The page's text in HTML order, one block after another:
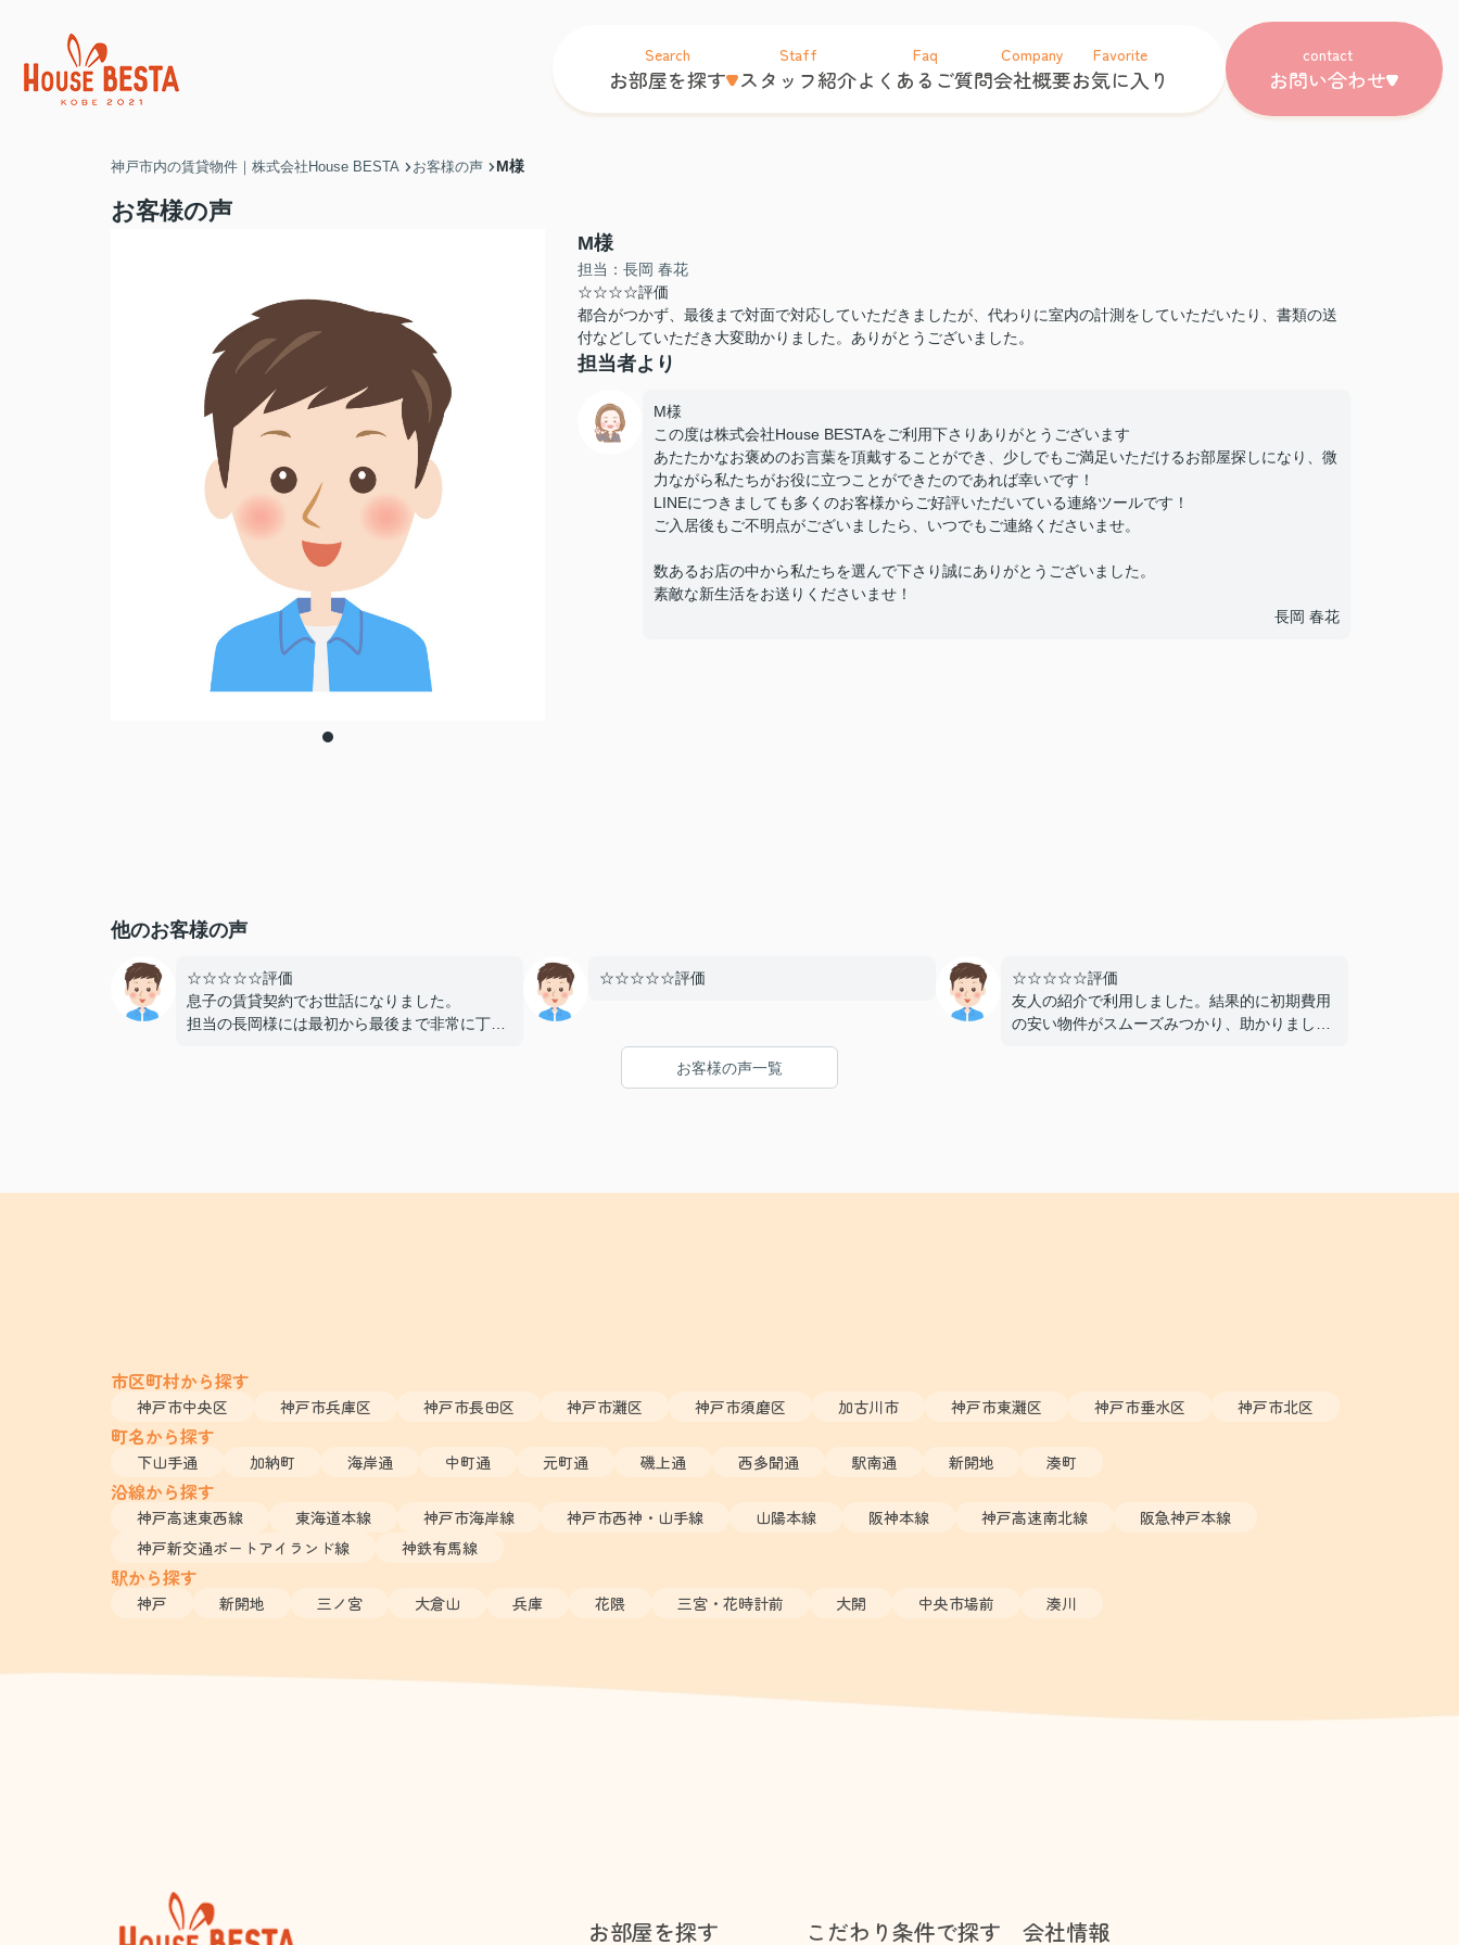
Search
お部屋を探す
Staff
スタッフ紹介
Faq
よくあるご質問
Company
会社概要
Favorite
お気に入り
contact
お問い合わせ
神戸市内の賃貸物件｜株式会社House BESTA お客様の声 M様
お客様の声
M様
担当：長岡 春花
☆☆☆☆評価
都合がつかず、最後まで対面で対応していただきましたが、代わりに室内の計測をしていただいたり、書類の送
付などしていただき大変助かりました。ありがとうございました。
担当者より
M様
この度は株式会社House BESTAをご利用下さりありがとうございます
あたたかなお褒めのお言葉を頂戴することができ、少しでもご満足いただけるお部屋探しになり、微
力ながら私たちがお役に立つことができたのであれば幸いです！
LINEにつきましても多くのお客様からご好評いただいている連絡ツールです！
ご入居後もご不明点がございましたら、いつでもご連絡くださいませ。
数あるお店の中から私たちを選んで下さり誠にありがとうございました。
素敵な新生活をお送りくださいませ！
長岡 春花
他のお客様の声
☆☆☆☆☆評価
息子の賃貸契約でお世話になりました。
担当の長岡様には最初から最後まで非常に丁寧
☆☆☆☆☆評価
☆☆☆☆☆評価
友人の紹介で利用しました。結果的に初期費用
の安い物件がスムーズみつかり、助かりまし
お客様の声一覧
市区町村から探す
神戸市中央区 神戸市兵庫区 神戸市長田区 神戸市灘区 神戸市須磨区 加古川市 神戸市東灘区 神戸市垂水区 神戸市北区
町名から探す
下山手通 加納町 海岸通 中町通 元町通 磯上通 西多聞通 駅南通 新開地 湊町
沿線から探す
神戸高速東西線 東海道本線 神戸市海岸線 神戸市西神・山手線 山陽本線 阪神本線 神戸高速南北線
阪急神戸本線
神戸新交通ポートアイランド線
神鉄有馬線
駅から探す
神戸 新開地 三ノ宮 大倉山 兵庫 花隈 三宮・花時計前 大開 中央市場前 湊川
お部屋を探す こだわり条件で探す 会社情報